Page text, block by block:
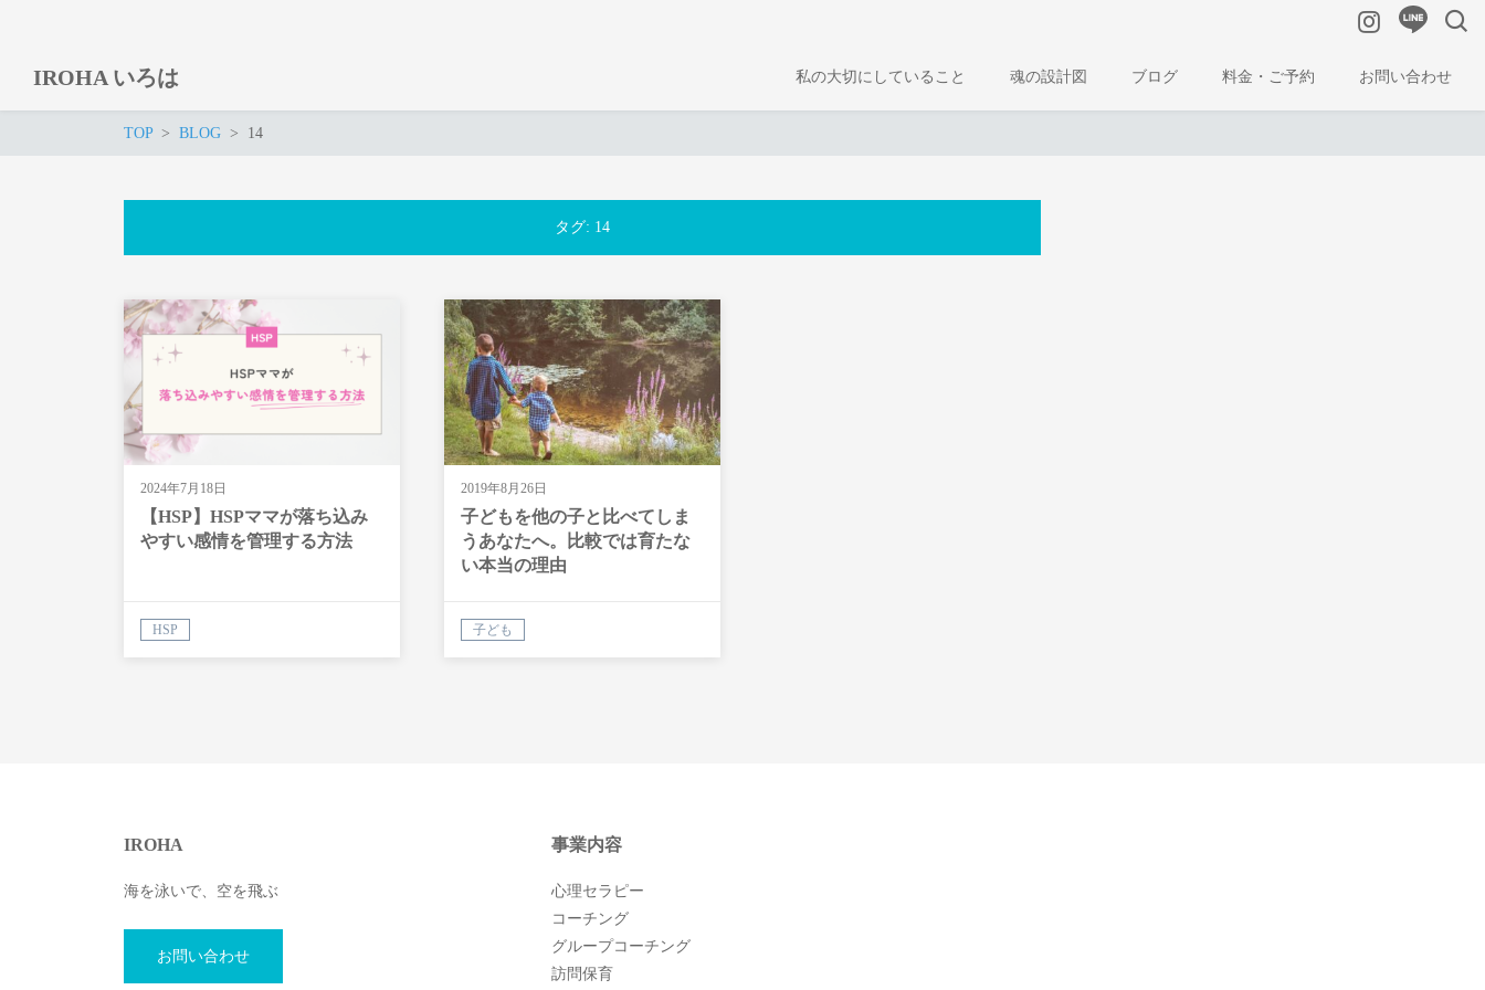
IROHA いろは 私の大切にしていること 魂の設計図 ブログ 料金・ご予約 お問い合わせ
TOP BLOG 14
タグ: 14
2024年7月18日
【HSP】HSPママが落ち込み
やすい感情を管理する方法
HSP
2019年8月26日
子どもを他の子と比べてしま
うあなたへ。比較では育たな
い本当の理由
子ども
IROHA
海を泳いで、空を飛ぶ
お問い合わせ
事業内容
心理セラピー
コーチング
グループコーチング
訪問保育